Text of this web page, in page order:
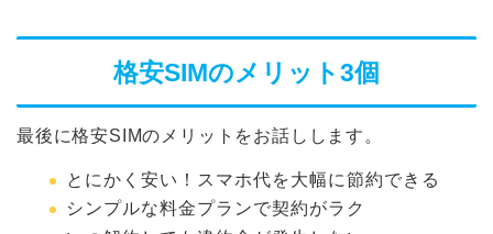
格安SIMのメリット3個
最後に格安SIMのメリットをお話しします。
とにかく安い！スマホ代を大幅に節約できる
シンプルな料金プランで契約がラク